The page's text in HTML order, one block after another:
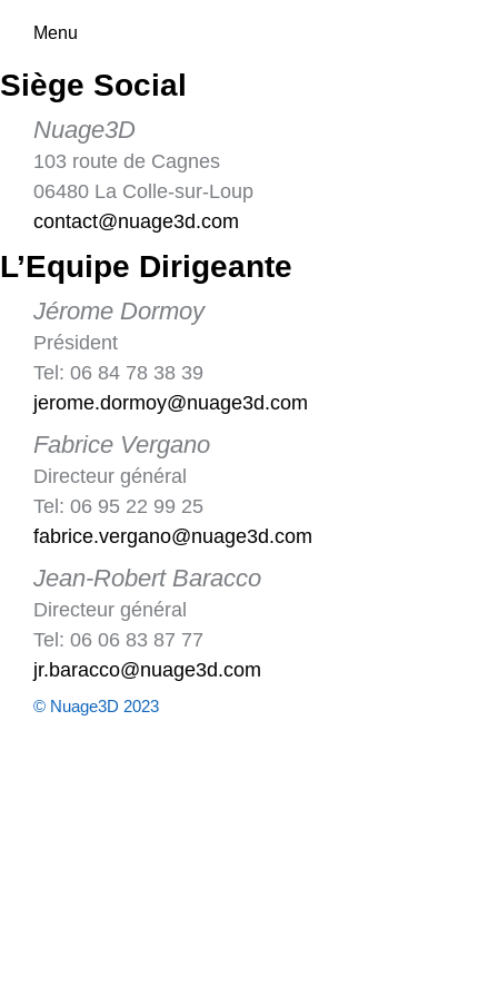
Menu
Siège Social
Nuage3D
103 route de Cagnes
06480 La Colle-sur-Loup
contact@nuage3d.com
L’Equipe Dirigeante
Jérome Dormoy
Président
Tel: 06 84 78 38 39
jerome.dormoy@nuage3d.com
Fabrice Vergano
Directeur général
Tel: 06 95 22 99 25
fabrice.vergano@nuage3d.com
Jean-Robert Baracco
Directeur général
Tel: 06 06 83 87 77
jr.baracco@nuage3d.com
© Nuage3D 2023